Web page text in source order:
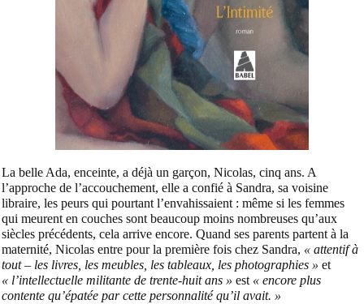
La belle Ada, enceinte, a déjà un garçon, Nicolas, cinq ans. A
l’approche de l’accouchement, elle a confié à Sandra, sa voisine
libraire, les peurs qui pourtant l’envahissaient : même si les femmes
qui meurent en couches sont beaucoup moins nombreuses qu’aux
siècles précédents, cela arrive encore. Quand ses parents partent à la
maternité, Nicolas entre pour la première fois chez Sandra, « attentif à
tout – les livres, les meubles, les tableaux, les photographies » et
« l’intellectuelle militante de trente-huit ans » est « encore plus
contente qu’épatée par cette personnalité qu’il avait. »